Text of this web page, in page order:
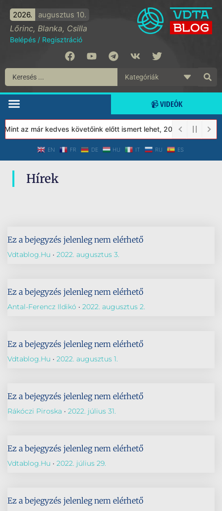
2026. augusztus 10.
Lőrinc, Blanka, Csilla
Belépés / Regisztráció
📹 VIDEÓK
az már kedves követőink előtt ismert lehet, 2023-tól a
EN FR DE HU IT RU ES
Hírek
Ez a bejegyzés jelenleg nem elérhető
Vdtablog.hu 2022. augusztus 3.
Ez a bejegyzés jelenleg nem elérhető
Antal-Ferencz Ildikó 2022. augusztus 2.
Ez a bejegyzés jelenleg nem elérhető
Vdtablog.hu 2022. augusztus 1.
Ez a bejegyzés jelenleg nem elérhető
Rákóczi Piroska 2022. július 31.
Ez a bejegyzés jelenleg nem elérhető
Vdtablog.hu 2022. július 29.
Ez a bejegyzés jelenleg nem elérhető